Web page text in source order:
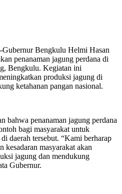
Gubernur Bengkulu Helmi Hasan
penanaman jagung perdana di
Bengkulu. Kegiatan ini
produksi jagung di
ketahanan pangan nasional.
bahwa penanaman jagung perdana
bagi masyarakat untuk
daerah tersebut. “Kami berharap
kesadaran masyarakat akan
jagung dan mendukung
Gubernur.